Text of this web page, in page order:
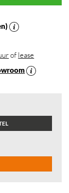
of lease